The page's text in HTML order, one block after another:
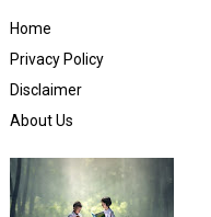
Home
Privacy Policy
Disclaimer
About Us